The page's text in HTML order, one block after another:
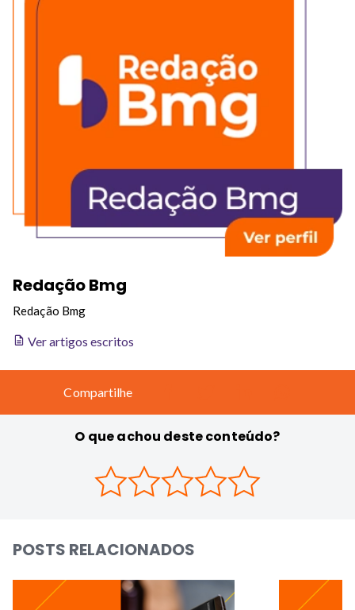
Redação Bmg
Redação Bmg
Ver artigos escritos
Compartilhe
O que achou deste conteúdo?
POSTS RELACIONADOS